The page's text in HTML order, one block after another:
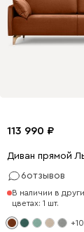
113 990
Диван прямой
6отзывов
В наличии в
цветах: 1 шт.